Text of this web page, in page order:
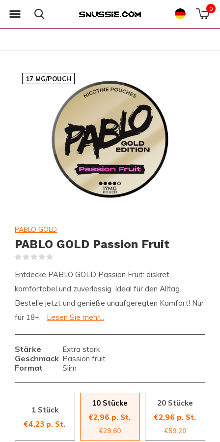
0
17 MG/POUCH
PABLO GOLD
PABLO GOLD Passion Fruit
Entdecke PABLO GOLD Passion Fruit: diskret,
komfortabel und zuverlässig. Ideal für den Alltag.
Bestelle jetzt und genieße unaufgeregten Komfort! Nur
für 18+.
Lesen Sie mehr...
Stärke Extra stark
Geschmack Passion fruit
Format Slim
1 Stück
€4,23 p. St.
10 Stücke
€2,96 p. St.
€29,60
20 Stücke
€2,96 p. St.
€59,20